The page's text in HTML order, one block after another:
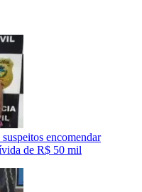
encomendar
de R$ 50 mil